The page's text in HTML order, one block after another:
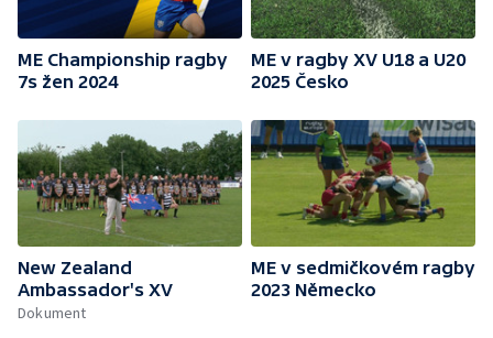
ME Championship ragby
7s žen 2024
ME v ragby XV U18 a U20
2025 Česko
New Zealand
Ambassador's XV
Dokument
ME v sedmičkovém ragby
2023 Německo